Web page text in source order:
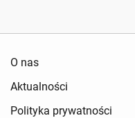
O nas
Aktualności
Polityka prywatności